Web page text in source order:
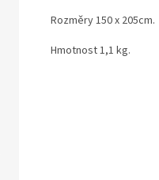
Rozměry 150 x 205cm.
Hmotnost 1,1 kg.